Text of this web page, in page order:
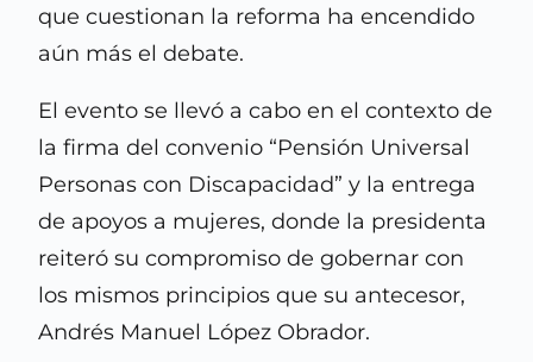
que cuestionan la reforma ha encendido
aún más el debate.
El evento se llevó a cabo en el contexto de
la firma del convenio “Pensión Universal
Personas con Discapacidad” y la entrega
de apoyos a mujeres, donde la presidenta
reiteró su compromiso de gobernar con
los mismos principios que su antecesor,
Andrés Manuel López Obrador.